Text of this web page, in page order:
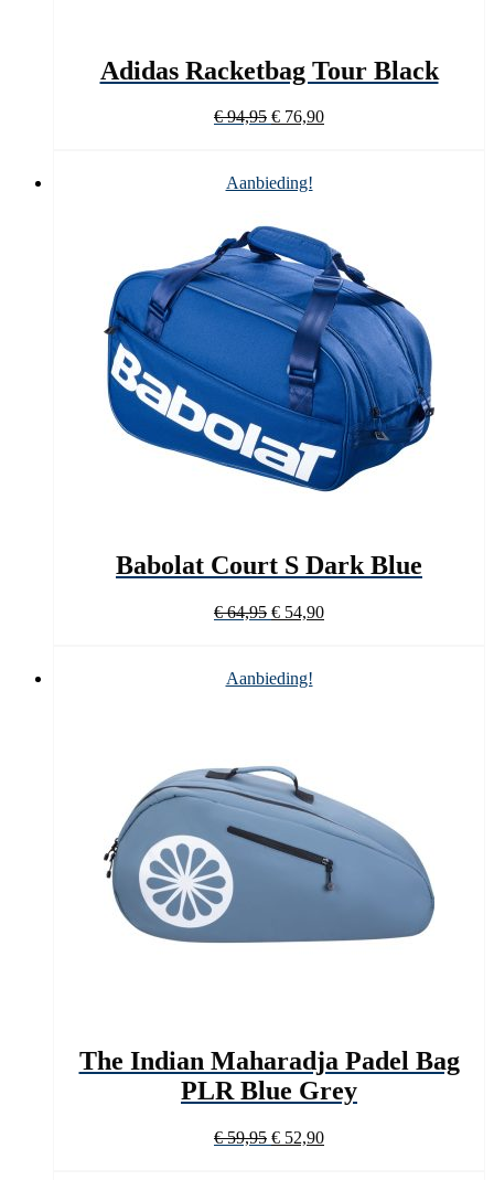
Adidas Racketbag Tour Black
€94,95 Oorspronkelijke
€ 94,95.
€ 76,90Huidige
Aanbieding!
Babolat Court S Dark Blue
€64,95 Oorspronkelijke
€ 64,95.
€ 54,90Huidige
Aanbieding!
The Indian Maharadja Padel Bag
PLR Blue Grey
€59,95 Oorspronkelijke
€ 52,90Huidige